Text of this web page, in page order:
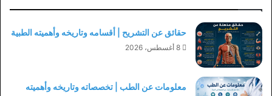
حقائق عن التشريح | أقسامه وتاريخه وأهميته الطبية
8 أغسطس، 2026
معلومات عن الطب | تخصصاته وتاريخه وأهميته